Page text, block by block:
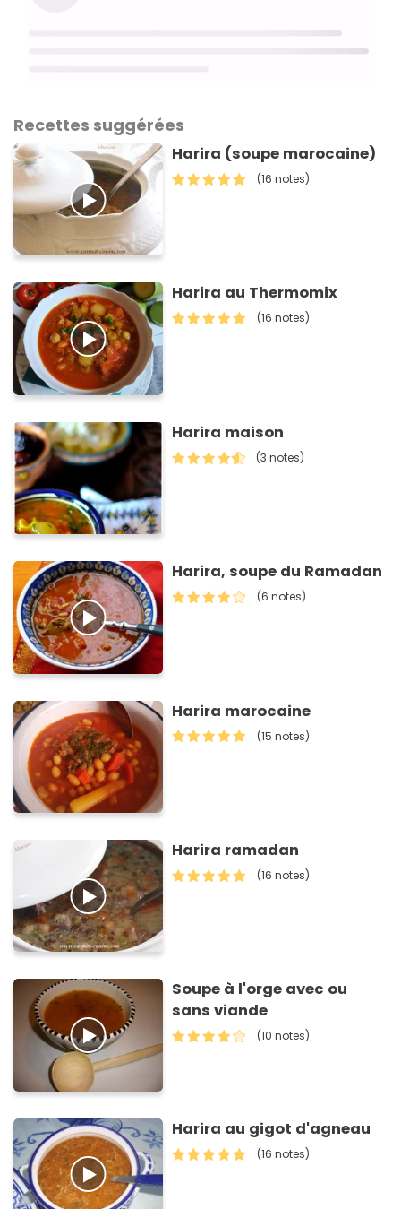
Recettes suggérées
Harira (soupe marocaine)
(16 notes)
Harira au Thermomix
(16 notes)
Harira maison
(3 notes)
Harira, soupe du Ramadan
(6 notes)
Harira marocaine
(15 notes)
Harira ramadan
(16 notes)
Soupe à l'orge avec ou
sans viande
(10 notes)
Harira au gigot d'agneau
(16 notes)